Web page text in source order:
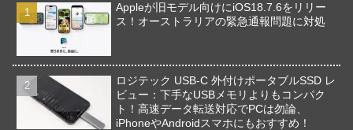
Appleが旧モデル向けにiOS18.7.6をリリー
ス！オーストラリアの緊急通報問題に対処
ロジテック USB-C 外付けポータブルSSD レ
ビュー：下手なUSBメモリよりもコンパク
ト！高速データ転送対応でPCは勿論、
iPhoneやAndroidスマホにもおすすめ！